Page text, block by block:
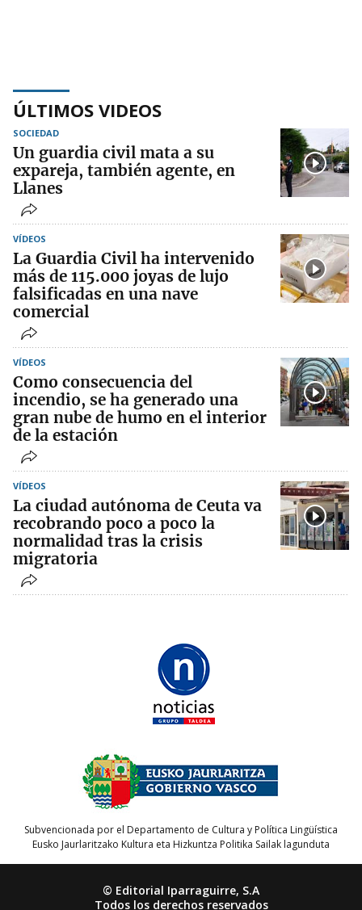
ÚLTIMOS VIDEOS
SOCIEDAD
Un guardia civil mata a su
expareja, también agente, en
Llanes
VÍDEOS
La Guardia Civil ha intervenido
más de 115.000 joyas de lujo
falsificadas en una nave
comercial
VÍDEOS
Como consecuencia del
incendio, se ha generado una
gran nube de humo en el interior
de la estación
VÍDEOS
La ciudad autónoma de Ceuta va
recobrando poco a poco la
normalidad tras la crisis
migratoria
Subvencionada por el Departamento de Cultura y Política Lingüística
Eusko Jaurlaritzako Kultura eta Hizkuntza Politika Sailak lagunduta
© Editorial Iparraguirre, S.A
Todos los derechos reservados